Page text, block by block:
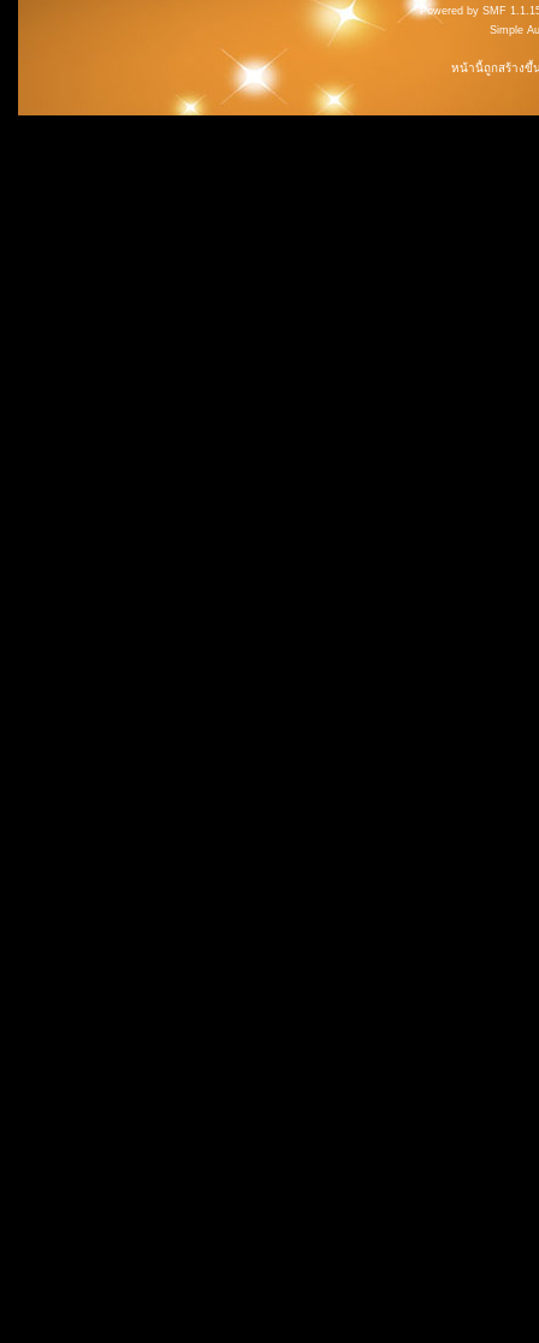
Powered by SMF
Simple
หน้านี้ถูกสร้างขึ้